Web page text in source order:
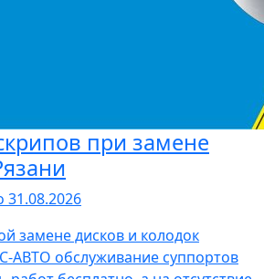
при замене
31.08.2026
замене дисков и колодок
АВТО обслуживание суппортов